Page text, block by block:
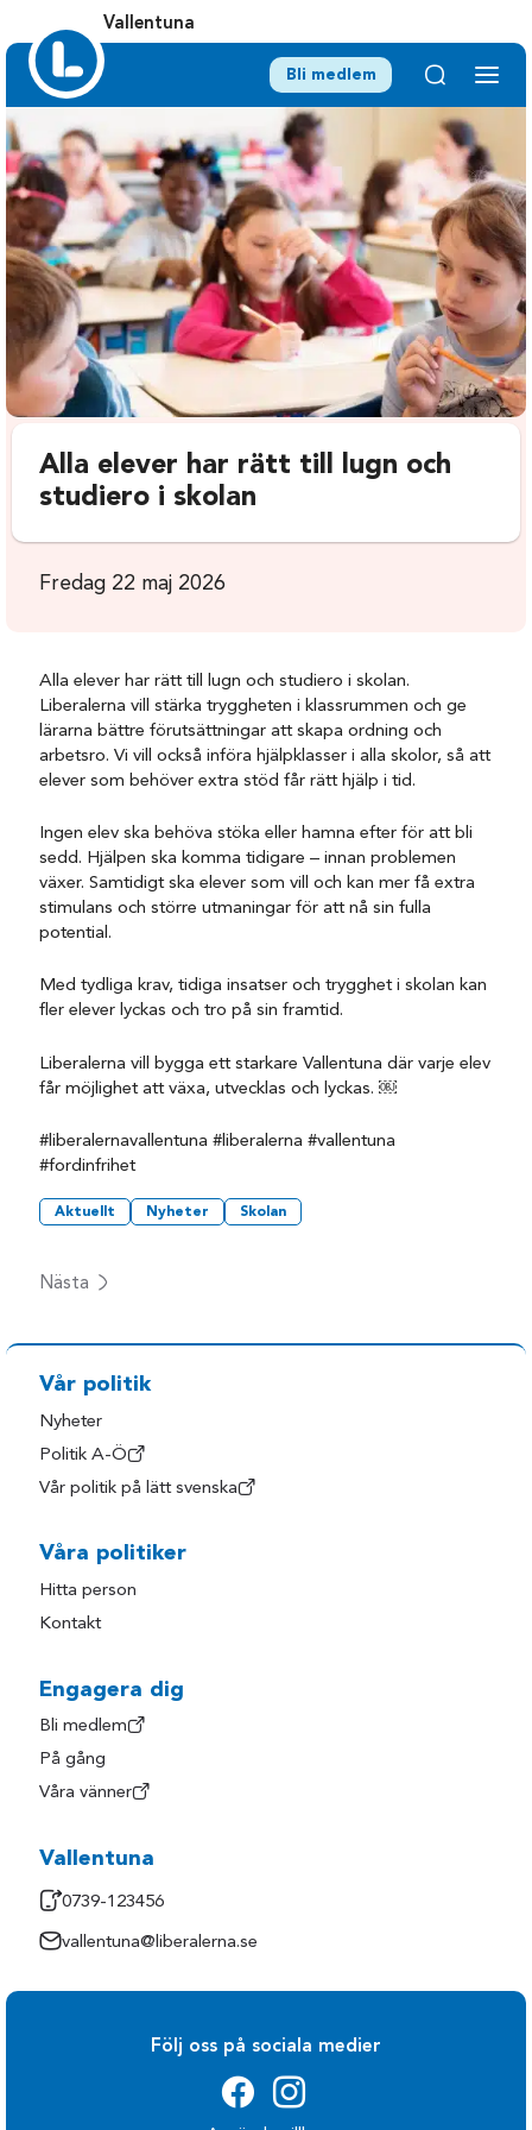
Vallentuna
Bli medlem
Alla elever har rätt till lugn och
studiero i skolan
Fredag 22 maj 2026
Alla elever har rätt till lugn och studiero i skolan.
Liberalerna vill stärka tryggheten i klassrummen och ge
lärarna bättre förutsättningar att skapa ordning och
arbetsro. Vi vill också införa hjälpklasser i alla skolor, så att
elever som behöver extra stöd får rätt hjälp i tid.
Ingen elev ska behöva stöka eller hamna efter för att bli
sedd. Hjälpen ska komma tidigare – innan problemen
växer. Samtidigt ska elever som vill och kan mer få extra
stimulans och större utmaningar för att nå sin fulla
potential.
Med tydliga krav, tidiga insatser och trygghet i skolan kan
fler elever lyckas och tro på sin framtid.
Liberalerna vill bygga ett starkare Vallentuna där varje elev
får möjlighet att växa, utvecklas och lyckas. ￼
#liberalernavallentuna #liberalerna #vallentuna
#fordinfrihet
Aktuellt Nyheter Skolan
Nästa
Vår politik
Nyheter
Politik A-Ö
Vår politik på lätt svenska
Våra politiker
Hitta person
Kontakt
Engagera dig
Bli medlem
På gång
Våra vänner
Vallentuna
0739-123456
vallentuna@liberalerna.se
Följ oss på sociala medier